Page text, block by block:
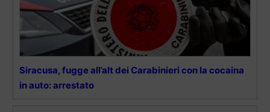
Siracusa, fugge all’alt dei Carabinieri con la cocaina
in auto: arrestato